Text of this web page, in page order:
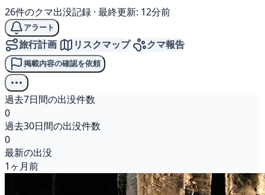
26件のクマ出没記録 · 最終更新: 12分前
アラート
旅行計画 リスクマップ クマ報告
掲載内容の確認を依頼
過去7日間の出没件数
0
過去30日間の出没件数
0
最新の出没
1ヶ月前